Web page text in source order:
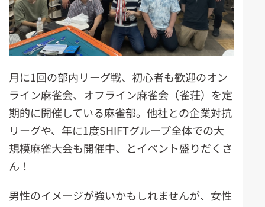
月に1回の部内リーグ戦、初心者も歓迎のオン
ライン麻雀会、オフライン麻雀会（雀荘）を定
期的に開催している麻雀部。他社との企業対抗
リーグや、年に1度SHIFTグループ全体での大
規模麻雀大会も開催中、とイベント盛りだくさ
ん！
男性のイメージが強いかもしれませんが、女性